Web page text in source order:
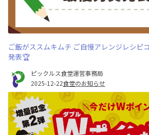
ご飯がススムキムチ ご自慢アレンジレシ
発表🏆
ピックルス食堂運営事務局
2025-12-22食堂のお知らせ